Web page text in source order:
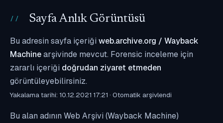
Sayfa Anlık Görüntüsü
Bu adresin sayfa içeriği web.archive.org / Wayback
Machinearşivinde mevcut. Forensic inceleme için
zararlı içeriği doğrudan ziyaret etmeden
görüntüleyebilirsiniz.
Yakalama tarihi: 10.12.2021 17:21 · Otomatik arşivlendi
Bu alan adının Web Arşivi (Wayback Machine)